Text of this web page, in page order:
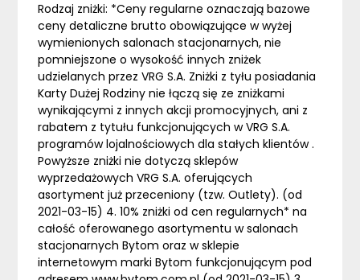
Rodzaj zniżki: *Ceny regularne oznaczają bazowe
ceny detaliczne brutto obowiązujące w wyżej
wymienionych salonach stacjonarnych, nie
pomniejszone o wysokość innych zniżek
udzielanych przez VRG S.A. Zniżki z tyłu posiadania
Karty Dużej Rodziny nie łączą się ze zniżkami
wynikającymi z innych akcji promocyjnych, ani z
rabatem z tytułu funkcjonujących w VRG S.A.
programów lojalnościowych dla stałych klientów .
Powyższe zniżki nie dotyczą sklepów
wyprzedażowych VRG S.A. oferujących
asortyment już przeceniony (tzw. Outlety). (od
2021-03-15) 4. 10% zniżki od cen regularnych* na
całość oferowanego asortymentu w salonach
stacjonarnych Bytom oraz w sklepie
internetowym marki Bytom funkcjonującym pod